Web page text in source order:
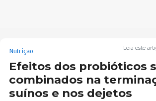
Leia este
Nutrição
Efeitos dos probióticos
combinados na
suínos e nos dejetos